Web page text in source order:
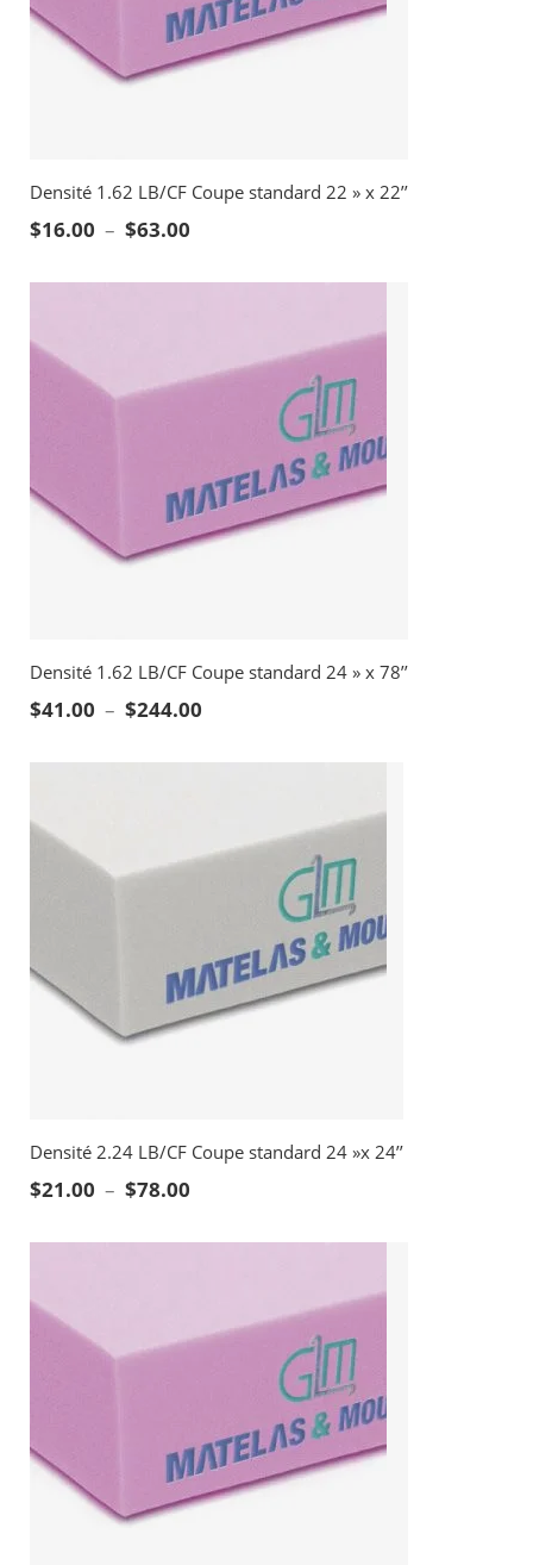
Densité 1.62 LB/CF Coupe standard 22 » x 22’’
$16.00 – $63.00
Densité 1.62 LB/CF Coupe standard 24 » x 78’’
$41.00 – $244.00
Densité 2.24 LB/CF Coupe standard 24 »x 24’’
$21.00 – $78.00